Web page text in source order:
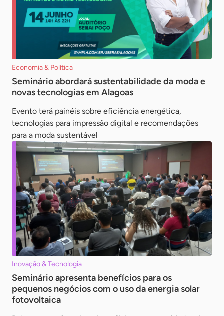
Economia & Política
Seminário abordará sustentabilidade da moda e
novas tecnologias em Alagoas
Evento terá painéis sobre eficiência energética,
tecnologias para impressão digital e recomendações
para a moda sustentável
Inovação & Tecnologia
Seminário apresenta benefícios para os
pequenos negócios com o uso da energia solar
fotovoltaica